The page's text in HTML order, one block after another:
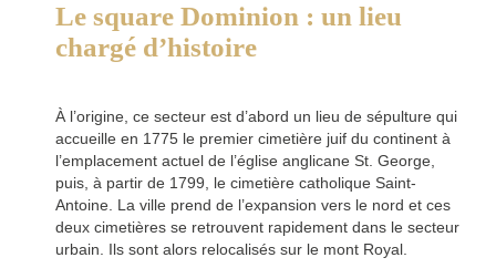
Le square Dominion : un lieu
chargé d’histoire
À l’origine, ce secteur est d’abord un lieu de sépulture qui
accueille en 1775 le premier cimetière juif du continent à
l’emplacement actuel de l’église anglicane St. George,
puis, à partir de 1799, le cimetière catholique Saint-
Antoine. La ville prend de l’expansion vers le nord et ces
deux cimetières se retrouvent rapidement dans le secteur
urbain. Ils sont alors relocalisés sur le mont Royal.